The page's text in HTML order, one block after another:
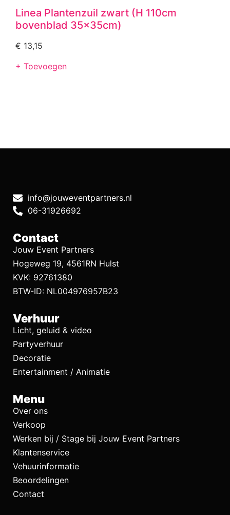
Linea Plantenzuil zwart (H 110cm
bovenblad 35x35cm)
€ 13,15
+ Toevoegen
info@jouweventpartners.nl
06-31926692
Contact
Jouw Event Partners
Hogeweg 19, 4561RN Hulst
KVK: 92761380
BTW-ID: NL004976957B23
Verhuur
Licht, geluid & video
Partyverhuur
Decoratie
Entertainment / Animatie
Menu
Over ons
Verkoop
Werken bij / Stage bij Jouw Event Partners
Klantenservice
Vehuurinformatie
Beoordelingen
Contact